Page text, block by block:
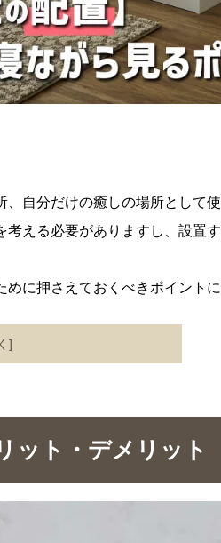
自分だけの癒しの場所として
える必要がありますし、設置
に押さえておくべきポイント
]
ット・デメリット